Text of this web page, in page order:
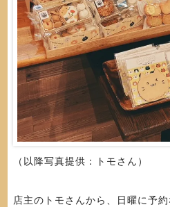
（以降写真提供：トモさん）
店主のトモさんから、日曜に予